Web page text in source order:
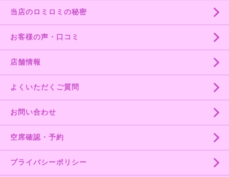
当店のロミロミの秘密
お客様の声・口コミ
店舗情報
よくいただくご質問
お問い合わせ
空席確認・予約
プライバシーポリシー